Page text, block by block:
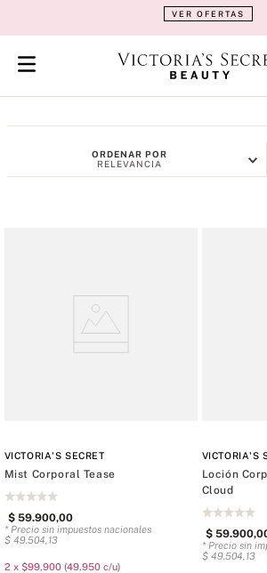
VER OFERTAS
ORDENAR POR
RELEVANCIA
VICTORIA'S SECRET
Mist Corporal Tease
$ 59.900,00
* Precio sin impuestos nacionales
$ 49.504,13
2 x $99,900 (49.950 c/u)
VICTORIA'S
Loción
Cloud
$ 59.900,
* Precio sin
$ 49.504,13